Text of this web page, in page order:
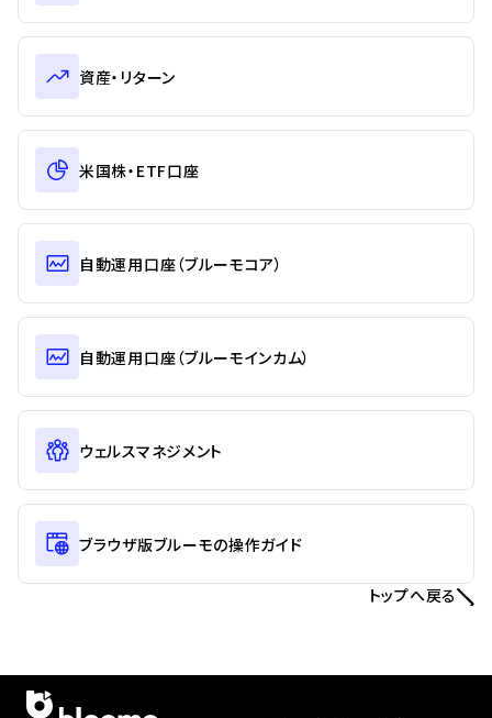
資産・リターン
米国株・ETF口座
自動運用口座（ブルーモコア）
自動運用口座（ブルーモインカム）
ウェルスマネジメント
ブラウザ版ブルーモの操作ガイド
トップへ戻る